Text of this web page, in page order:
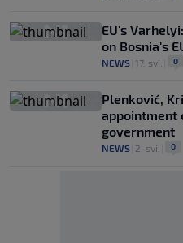
EU's
on Bosnia's
NEWS 17. svi. 0
Plenković,
appointment
government
NEWS 2. svi. 0